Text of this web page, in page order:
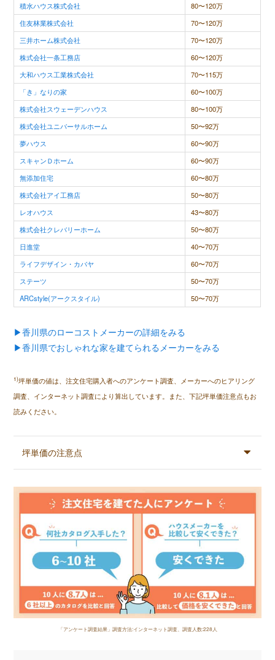
積水ハウス株式会社
80〜120万
住友林業株式会社
70〜120万
三井ホーム株式会社
70〜120万
株式会社一条工務店
60〜120万
大和ハウス工業株式会社
70〜115万
「き」なりの家
60〜100万
株式会社スウェーデンハウス
80〜100万
株式会社ユニバーサルホーム
50〜92万
夢ハウス
60〜90万
スキャンＤホーム
60〜90万
無添加住宅
60〜80万
株式会社アイ工務店
50〜80万
レオハウス
43〜80万
株式会社クレバリーホーム
50〜80万
日進堂
40〜70万
ライフデザイン・カバヤ
60〜70万
ステーツ
50〜70万
ARCstyle(アークスタイル)
50〜70万
▶香川県のローコストメーカーの詳細をみる
▶香川県でおしゃれな家を建てられるメーカーをみる
1)坪単価の値は、注文住宅購入者へのアンケート調査、メーカーへのヒアリング
調査、インターネット調査により算出しています。また、下記坪単価注意点もお
読みください。
坪単価の注意点
「アンケート調査結果」調査方法:インターネット調査、調査人数:228人